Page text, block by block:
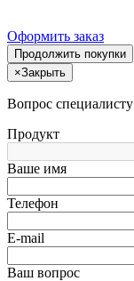
Оформить заказ
Продолжить покупки
×Закрыть
Вопрос специалисту
Продукт
Ваше имя
Телефон
E-mail
Ваш вопрос